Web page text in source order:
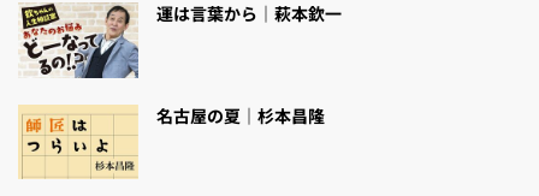
運は言葉から｜萩本欽一
名古屋の夏｜杉本昌隆